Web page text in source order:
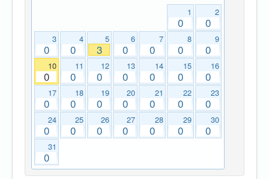
1
0
2
0
3
0
4
0
5
3
6
0
7
0
8
0
9
0
10
0
11
0
12
0
13
0
14
0
15
0
16
0
17
0
18
0
19
0
20
0
21
0
22
0
23
0
24
0
25
0
26
0
27
0
28
0
29
0
30
0
31
0